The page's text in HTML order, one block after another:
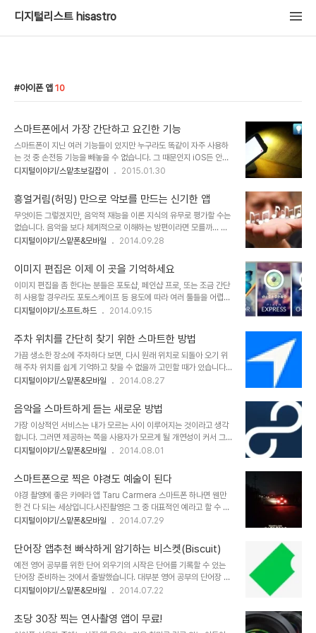
디지털리스트 hisastro
아이폰 앱 10
스마트폰에서 가장 간단하고 요긴한 기능
스마트폰이 지닌 여러 기능들이 있지만 누구라도 똑같이 자주 사용하
는 것 중 손전등 기능을 빼놓을 수 없습니다. 그 때문인지 iOS든 안드
로이드든 너나없이 기본적으로 탑재하고 있는 기능이기도 하죠. 하지
탑재된 기능으로는 적어도 두번의 손동작이 필요합니다. 그래서 앱을
한번 터치하면 바로 켜지는 초간단 손전등 앱을 소개하려고 합니다. 이
미 많은 분들이 사용하고 계시겠지만... ^^; 뚜렷한 기능 하나만을 목표
로 하기 때문에 앱자체가 가볍고 간단합니다. 따라서 별도의 설명 조차
필요하지 않습니다. 아이폰을 사용하신다면 'Quick Flash'라는 앱을
전등' 을 추천합니다...
디지털이야기/스맡초보길잡이 2015.01.30
흥얼거림(허밍) 만으로 악보를 만드는 신기한 앱
무엇이든 그렇겠지만, 음악적 재능을 이론 지식의 유무로 평가할 수는
없습니다. 음악을 보다 체계적으로 이해하는 방편이라면 모를까... 실
제로 유명한 음악인들 중에는 음악 이론적 배경 없이 감각만으로 훌륭
동시대 음악인 카를로스 산타나가 그랬죠. 그러나 물론, 기록은 중요하
다고 생각합니다. 소리로 녹음하는 것도 기록이라고 할 수 있지만 이는
최근에 와서야 가능해진 일입니다. 그러니까 고대로부터 현재까지 이
어온 악보의 역사가 그냥 존재하는 건 아닐 겁니다. 유럽의 경우는 오
래 전 부터 악보가 단순히 음율을 기억을 위한 수단이라는 소극적 시각
가 지닌 성격을 좀 더 이해할 수 있습..
디지털이야기/스맡폰&모바일 2014.09.28
이미지 편집은 이제 이 곳을 기억하세요
이미지 편집을 좀 한다는 분들은 포토샵, 페인샵 프로, 또는 조금 간단
히 사용할 경우라도 포토스케이프 등 용도에 따라 여러 툴들을 어렵지
않게 잘 사용할 겁니다. 하지만 익숙하지 않은 이들에겐 쉽지 않을 뿐
지... 그래서 조금 간단한 방법 한가지를 소개할까 합니다. 사실 소개해
드리는 방법은 이미 많이 알려져 있고, 이미지 편집을 좀 한다는 분들
도 자주 애용하는 것으로 압니다. 저역시 -좀 한다는 축에 끼진 못하지
만- 이미지 편집을 자주 하는 입장에서 간단히 이 방법으로 해결하는
경우가 종종 있습니다. 쉽게 해결하는 이미지 편집 방법...결론부터 말
든 PC든 무료로 쉽게..
디지털이야기/소프트.하드 2014.09.15
주차 위치를 간단히 찾기 위한 스마트한 방법
가끔 생소한 장소에 주차하다 보면, 다시 원래 위치로 되돌아 오기 위
해 주차 위치를 쉽게 기억하고 찾을 수 없을까 고민할 때가 있습니다.
대부분의 스마트폰에서 사용하는 지도 서비스 앱이라면 이렇게 저렇
비만으로도 이를 보다 쉽고 편하게 해결 할 수 있습니다. 아이폰에서
기본 지도앱으로 주차위치 기록하기 1아이폰에서 기본 지도앱을 열고
이렇게 생긴 단추를 터치하여 현재 위치를 확인한 다음 현재 위치를 기
록하기 위한 준비로 표시된 지점을 살짝 꾸~욱 눌러줍니다. 2상기 이
미지 우측에 표시된 "현재 위치를 터치하고, 책갈피 추가를 선택한 후
미지와 같이 "삼성동 주차위치"로 저장..
디지털이야기/스맡폰&모바일 2014.08.27
음악을 스마트하게 듣는 새로운 방법
가장 이상적인 서비스는 내가 모르는 사이 이루어지는 것이라고 생각
합니다. 그러면 제공하는 쪽을 사용자가 모르게 될 개연성이 커서 그런
서비스를 누가 할까라는 생각이 들기도 하죠? 너무 받는 쪽의 입장만
생각하지 않아도 될뿐더러 그만큼의 뭔가가 있으니까 서비스하는 곳
들은 많은 겁니다. 대표적으로 인터넷 관련 기업들이 그렇죠. 어쩌면
오히려 그들이 어떻게 수익을 창출하는지 주의 깊게 알아야 할 필요가
있다고 생각합니다. 암튼 그건 그렇구요. 유튜브 사용법 안내를 통해
스마트한 음악 듣기 방법의 일환으로 맛보기 정도로 포스팅을 했었습
음악만을 대상으로 하지 않습니다. 오..
디지털이야기/스맡폰&모바일 2014.08.01
스마트폰으로 찍은 야경도 예술이 된다
야경 촬영에 좋은 카메라 앱 Taru Carmera 스마트폰 하나면 웬만
한 건 다 되는 세상입니다.사진촬영은 그 중 대표적인 예라고 할 수 있
습니다. 하지만 그럼에도 스마트폰으로 야경을 찍는 건 성능의 문제로
스마트폰의 특성을 모르기 때문입니다. 앱 하나면 스마트폰으로 찍는
야경도 예술이 됩니다. 괜찮은 앱 하나만 설치해 사용해도 사진 결과물
이 달라지는 걸 아는 이들은 좋은 카메라 앱을 찾아 모으고 특성에 맞
게 활용하기도 합니다. 저 역시 가장 많이 보유한 앱이 사진 관련 앱입
니다. 아래는 석달 전 쯤 Taru Camera 앱으로 촬영한 어느 시골 마
2.99달러 ..
디지털이야기/스맡폰&모바일 2014.07.29
단어장 앱추천 빠삭하게 암기하는 비스켓(Biscuit)
예전 영어 공부를 위한 단어 외우기의 시작은 단어를 기록할 수 있는
단어장 준비하는 것에서 출발했습니다. 대부분 영어 공부의 단어장 만
들기는 아래 이미지와 같았을 겁니다. 이미지 출처: 공부의 신
어장 만드는 법을 보면 참 좋은 방법이란 생각을 하게 됩니다. 이미지
출처: 공부의 신 gongsin.com 하지만, 지금은 스마트 시대입니다.
디지털이야기/스맡폰&모바일 2014.07.22
초당 30장 찍는 연사촬영 앱이 무료!